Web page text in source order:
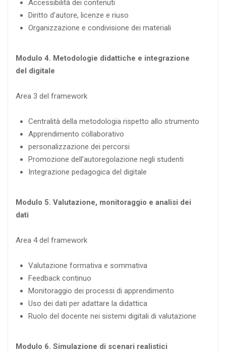
Accessibilità dei contenuti
Diritto d’autore, licenze e riuso
Organizzazione e condivisione dei materiali
Modulo 4. Metodologie didattiche e integrazione
del digitale
Area 3 del framework
Centralità della metodologia rispetto allo strumento
Apprendimento collaborativo
personalizzazione dei percorsi
Promozione dell’autoregolazione negli studenti
Integrazione pedagogica del digitale
Modulo 5. Valutazione, monitoraggio e analisi dei
dati
Area 4 del framework
Valutazione formativa e sommativa
Feedback continuo
Monitoraggio dei processi di apprendimento
Uso dei dati per adattare la didattica
Ruolo del docente nei sistemi digitali di valutazione
Modulo 6. Simulazione di scenari realistici